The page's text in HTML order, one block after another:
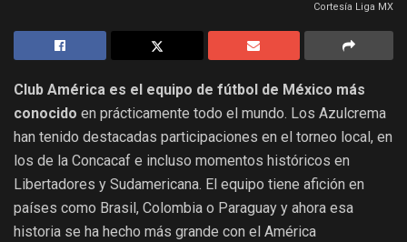
Cortesía Liga MX
Club América es el equipo de fútbol de México más
conocido en prácticamente todo el mundo. Los Azulcrema
han tenido destacadas participaciones en el torneo local, en
los de la Concacaf e incluso momentos históricos en
Libertadores y Sudamericana. El equipo tiene afición en
países como Brasil, Colombia o Paraguay y ahora esa
historia se ha hecho más grande con el América